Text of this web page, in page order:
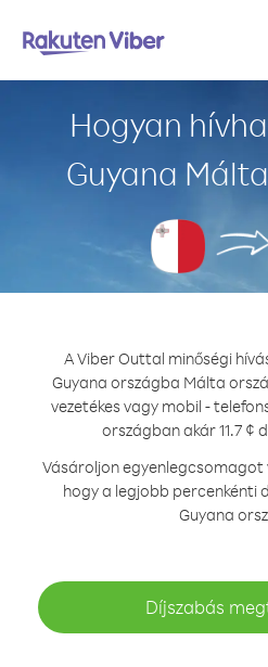
Hogyan
Guyana
A Viber Outtal minőségi
Guyana országba Málta
vezetékes vagy mobil -
országban akár 11.7 ¢
Vásároljon
hogy a legjobb percenkénti
Guyana
Díjszabás